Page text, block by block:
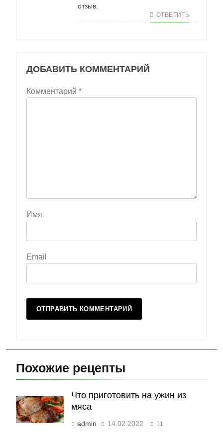
отзыв.
ОТВЕТИТЬ
ДОБАВИТЬ КОММЕНТАРИЙ
Комментарий *
Имя
Email
Похожие рецепты
Что приготовить на ужин из
мяса
admin 14.02.2022 11